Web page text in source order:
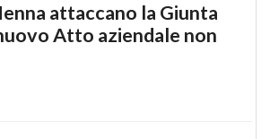
attaccano la Giunta
Atto aziendale non